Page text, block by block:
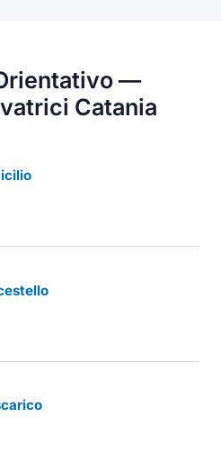
—
Catania